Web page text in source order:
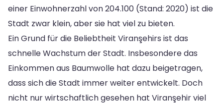
einer Einwohnerzahl von 204.100 (Stand: 2020) ist die
Stadt zwar klein, aber sie hat viel zu bieten.
Ein Grund für die Beliebtheit Viranşehirs ist das
schnelle Wachstum der Stadt. Insbesondere das
Einkommen aus Baumwolle hat dazu beigetragen,
dass sich die Stadt immer weiter entwickelt. Doch
nicht nur wirtschaftlich gesehen hat Viranşehir viel